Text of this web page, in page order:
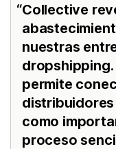
Collective
nuestras
permite
como
proceso